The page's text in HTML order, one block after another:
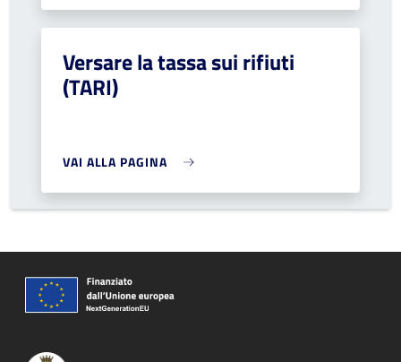
Versare la tassa sui rifiuti
(TARI)
VAI ALLA PAGINA